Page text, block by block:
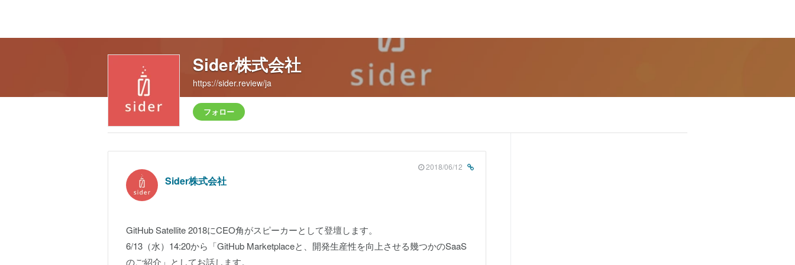
Sider株式会社
https://sider.review/ja
フォロー
Sider株式会社
2018/06/12
GitHub Satellite 2018にCEO角がスピーカーとして登壇します。
6/13（水）14:20から「GitHub Marketplaceと、開発生産性を向上させる幾つかのSaaS
のご紹介」としてお話します。